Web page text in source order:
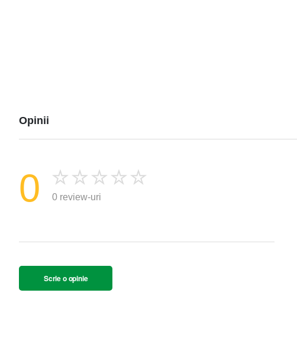
Opinii
0 0 review-uri
Scrie o opinie